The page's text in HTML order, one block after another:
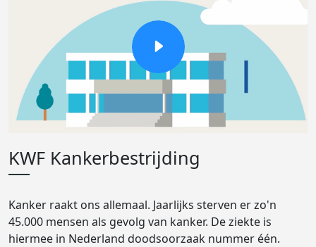
KWF Kankerbestrijding
Kanker raakt ons allemaal. Jaarlijks sterven er zo'n
45.000 mensen als gevolg van kanker. De ziekte is
hiermee in Nederland doodsoorzaak nummer één.